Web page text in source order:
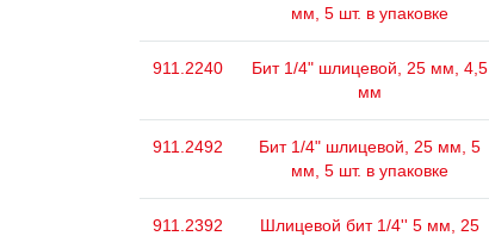
мм, 5 шт. в упаковке
911.2240
Бит 1/4" шлицевой, 25 мм, 4,5
мм
911.2492
Бит 1/4" шлицевой, 25 мм, 5
мм, 5 шт. в упаковке
911.2392
Шлицевой бит 1/4'' 5 мм, 25